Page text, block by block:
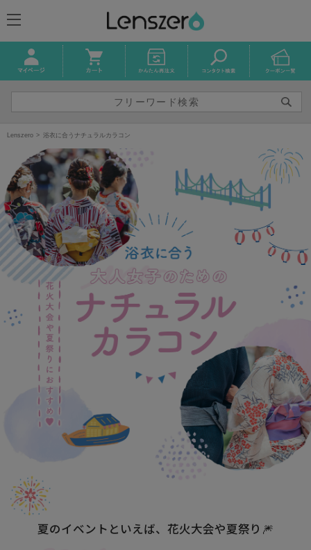
Lenszero 浴衣に合うナチュラルカラコン
夏のイベントといえば、花火大会や夏祭り🎆